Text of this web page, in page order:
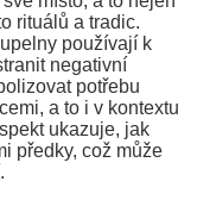
rituálů a tradic.
používají k
negativní
potřebu
a to i v kontextu
ukazuje, jak
předky, což může